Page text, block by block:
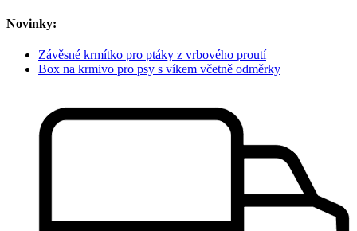
Novinky:
Závěsné krmítko pro ptáky z vrbového proutí
Box na krmivo pro psy s víkem včetně odměrky